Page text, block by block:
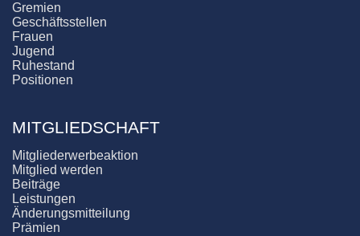
Gremien
Geschäftsstellen
Frauen
Jugend
Ruhestand
Positionen
MITGLIEDSCHAFT
Mitgliederwerbeaktion
Mitglied werden
Beiträge
Leistungen
Änderungsmitteilung
Prämien